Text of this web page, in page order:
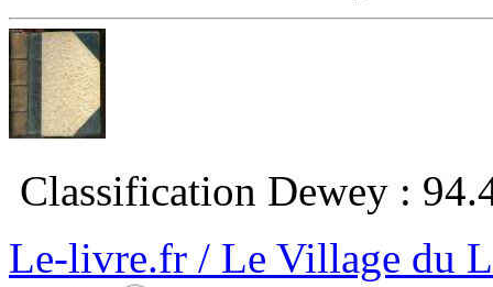
Classification Dewey :
Le-livre.fr / Le Village du